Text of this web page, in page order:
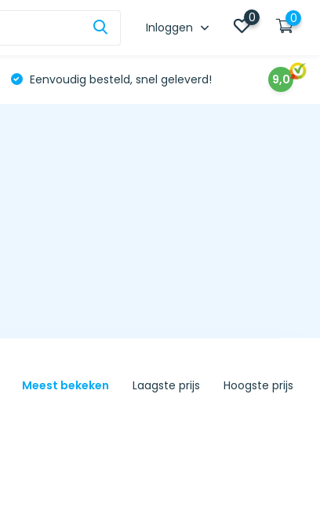
Inloggen
0 0
Eenvoudig besteld, snel geleverd! 9,0
Meest bekeken Laagste prijs Hoogste prijs